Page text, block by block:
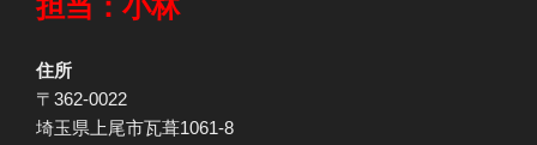
住所
〒362-0022
埼玉県上尾市瓦葺1061-8